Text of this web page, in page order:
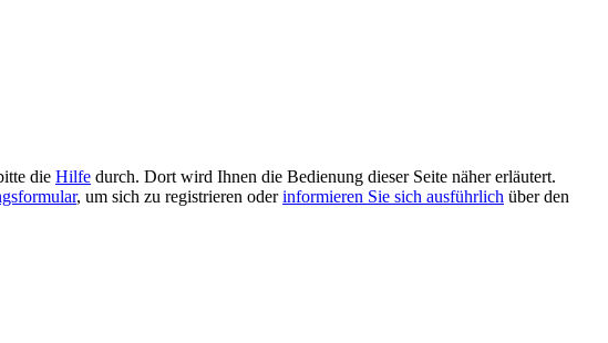
die Hilfe durch. Dort wird Ihnen die Bedienung dieser Seite näher erläutert.
, um sich zu registrieren oderinformieren Sie sich ausführlich über den